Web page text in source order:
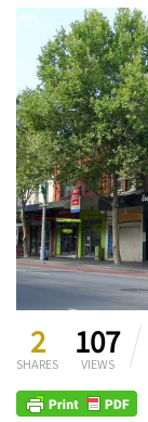
2
SHARES
107
VIEWS